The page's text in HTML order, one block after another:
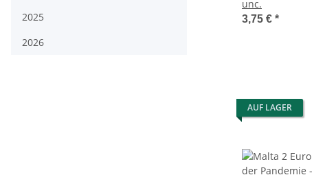
unc.
3,75 € *
AUF LAGER
2025
2026